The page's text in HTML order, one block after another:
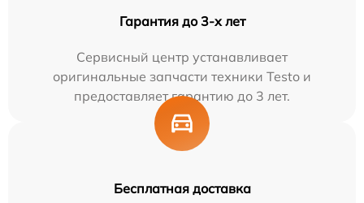
Гарантия до 3-х лет
Сервисный центр устанавливает
оригинальные запчасти техники Testo и
предоставляет гарантию до 3 лет.
Бесплатная доставка